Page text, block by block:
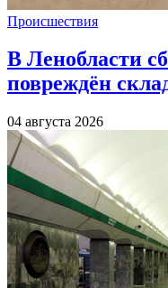
Происшествия
В Ленобласти
повреждён
04 августа 2026